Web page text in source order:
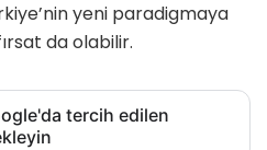
yeni paradigmaya
da olabilir.
tercih edilen